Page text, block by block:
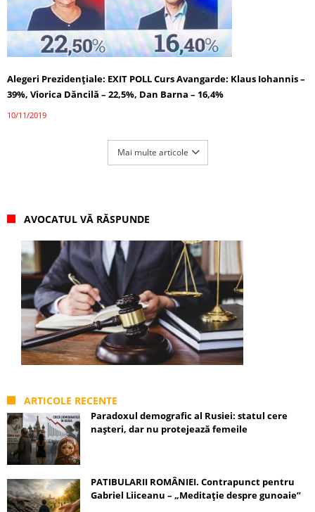
Alegeri Prezidențiale: EXIT POLL Curs Avangarde: Klaus Iohannis –
39%, Viorica Dăncilă – 22,5%, Dan Barna – 16,4%
10/11/2019
Mai multe articole
AVOCATUL VĂ RĂSPUNDE
ARTICOLE RECENTE
Paradoxul demografic al Rusiei: statul cere
nașteri, dar nu protejează femeile
PATIBULARII ROMÂNIEI. Contrapunct pentru
Gabriel Liiceanu – „Meditație despre gunoaie”